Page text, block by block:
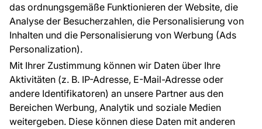
das ordnungsgemäße Funktionieren der Website, die
Analyse der Besucherzahlen, die Personalisierung von
Inhalten und die Personalisierung von Werbung (Ads
Personalization).
Mit Ihrer Zustimmung können wir Daten über Ihre
Aktivitäten (z. B. IP-Adresse, E-Mail-Adresse oder
andere Identifikatoren) an unsere Partner aus den
Bereichen Werbung, Analytik und soziale Medien
weitergeben. Diese können diese Daten mit anderen
Raumvisualisierung
FÜR SIE
Blog
EU-Projekte
Ratschläge und Tipps
FAQ
ÜBER DAS UNTERNEHMEN